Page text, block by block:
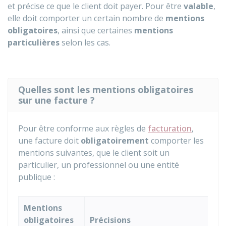
et précise ce que le client doit payer. Pour être valable,
elle doit comporter un certain nombre de mentions
obligatoires, ainsi que certaines mentions
particulièresselon les cas.
Quelles sont les mentions obligatoires
sur une facture ?
Pour être conforme aux règles de facturation,
une facture doit obligatoirement comporter les
mentions suivantes, que le client soit un
particulier, un professionnel ou une entité
publique :
Mentions
obligatoires
Précisions